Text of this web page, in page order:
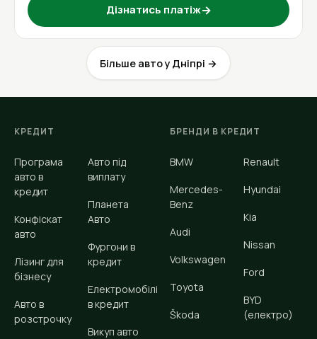
Дізнатись платіж→
Більше авто у Дніпрі →
КРЕДИТ
Програма
авто в
кредит
Конфіскат
авто
Лізинг для
бізнесу
Авто в
розстрочку
Авто під
виплату
Планета
Авто
Фургони в
кредит
Електромобілі
в кредит
Викуп авто
БРЕНДИ В КРЕДИТ
BMW
Mercedes-
Benz
Audi
Volkswagen
Toyota
Škoda
Renault
Hyundai
Kia
Nissan
Ford
BYD
(електро)